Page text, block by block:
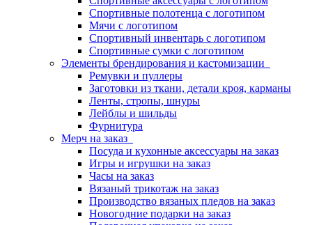
Спортивные полотенца с логотипом
Мячи с логотипом
Спортивный инвентарь с логотипом
Спортивные сумки с логотипом
Элементы брендирования и кастомизации
Ремувки и пуллеры
Заготовки из ткани, детали кроя, карманы
Ленты, стропы, шнуры
Лейблы и шильды
Фурнитура
Мерч на заказ
Посуда и кухонные аксессуары на заказ
Игры и игрушки на заказ
Часы на заказ
Вязаный трикотаж на заказ
Производство вязаных пледов на заказ
Новогодние подарки на заказ